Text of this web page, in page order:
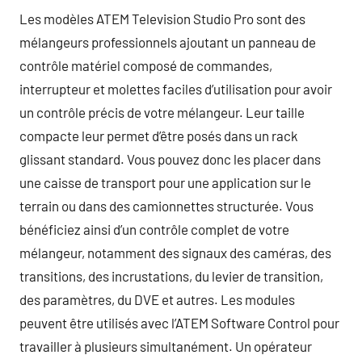
Les modèles ATEM Television Studio Pro sont des
mélangeurs professionnels ajoutant un panneau de
contrôle matériel composé de commandes,
interrupteur et molettes faciles d’utilisation pour avoir
un contrôle précis de votre mélangeur. Leur taille
compacte leur permet d’être posés dans un rack
glissant standard. Vous pouvez donc les placer dans
une caisse de transport pour une application sur le
terrain ou dans des camionnettes structurée. Vous
bénéficiez ainsi d’un contrôle complet de votre
mélangeur, notamment des signaux des caméras, des
transitions, des incrustations, du levier de transition,
des paramètres, du DVE et autres. Les modules
peuvent être utilisés avec l’ATEM Software Control pour
travailler à plusieurs simultanément. Un opérateur